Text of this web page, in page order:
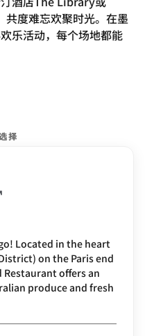
度难忘欢聚时光。在墨
乐活动，每个场地都能
择
Located in the heart
on the Paris end
Restaurant offers an
produce and fresh